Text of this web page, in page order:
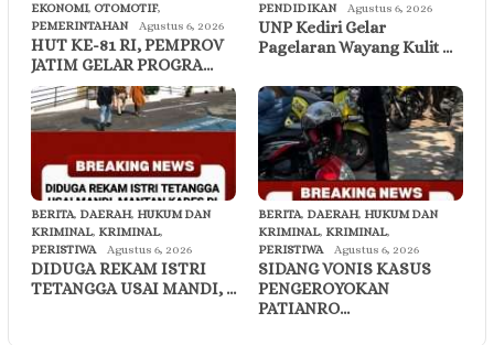
EKONOMI, OTOMOTIF,
PEMERINTAHAN
Agustus 6, 2026
HUT KE-81 RI, PEMPROV
JATIM GELAR PROGRA…
PENDIDIKAN
Agustus 6, 2026
UNP Kediri Gelar
Pagelaran Wayang Kulit …
BERITA, DAERAH, HUKUM DAN
KRIMINAL, KRIMINAL,
PERISTIWA
Agustus 6, 2026
DIDUGA REKAM ISTRI
TETANGGA USAI MANDI, …
BERITA, DAERAH, HUKUM DAN
KRIMINAL, KRIMINAL,
PERISTIWA
Agustus 6, 2026
SIDANG VONIS KASUS
PENGEROYOKAN
PATIANRO…